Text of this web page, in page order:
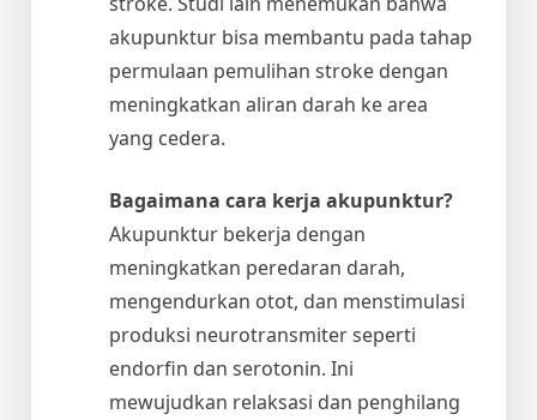
akupunktur bisa membantu pada tahap
permulaan pemulihan stroke dengan
meningkatkan aliran darah ke area
yang cedera.
Bagaimana cara kerja akupunktur?
Akupunktur bekerja dengan
meningkatkan peredaran darah,
mengendurkan otot, dan menstimulasi
produksi neurotransmiter seperti
endorfin dan serotonin. Ini
mewujudkan relaksasi dan penghilang